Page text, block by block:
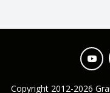
Copyright 2012-2026